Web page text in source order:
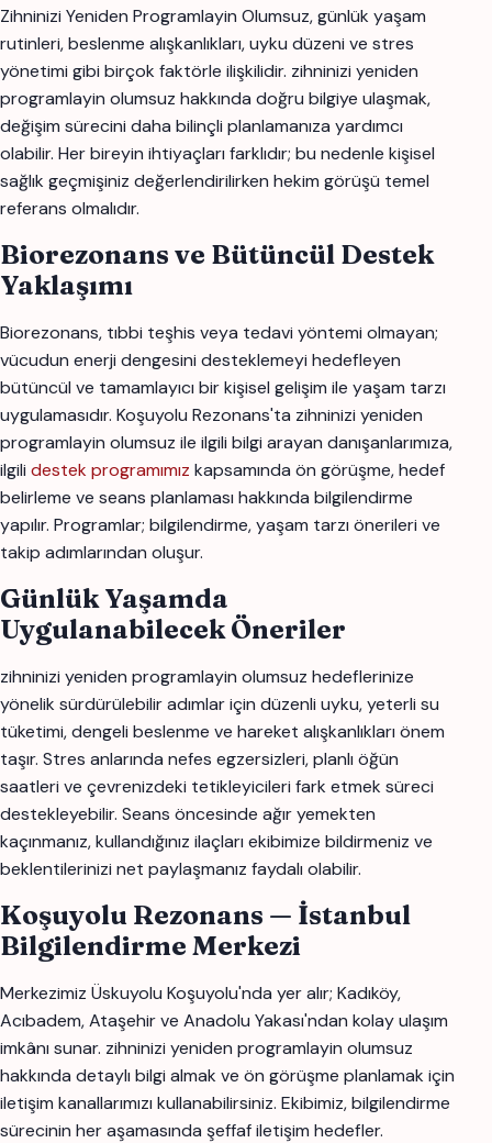
Zihninizi Yeniden Programlayin Olumsuz, günlük yaşam
rutinleri, beslenme alışkanlıkları, uyku düzeni ve stres
yönetimi gibi birçok faktörle ilişkilidir. zihninizi yeniden
programlayin olumsuz hakkında doğru bilgiye ulaşmak,
değişim sürecini daha bilinçli planlamanıza yardımcı
olabilir. Her bireyin ihtiyaçları farklıdır; bu nedenle kişisel
sağlık geçmişiniz değerlendirilirken hekim görüşü temel
referans olmalıdır.
Biorezonans ve Bütüncül Destek
Yaklaşımı
Biorezonans, tıbbi teşhis veya tedavi yöntemi olmayan;
vücudun enerji dengesini desteklemeyi hedefleyen
bütüncül ve tamamlayıcı bir kişisel gelişim ile yaşam tarzı
uygulamasıdır. Koşuyolu Rezonans'ta zihninizi yeniden
programlayin olumsuz ile ilgili bilgi arayan danışanlarımıza,
ilgili destek programımız kapsamında ön görüşme, hedef
belirleme ve seans planlaması hakkında bilgilendirme
yapılır. Programlar; bilgilendirme, yaşam tarzı önerileri ve
takip adımlarından oluşur.
Günlük Yaşamda
Uygulanabilecek Öneriler
zihninizi yeniden programlayin olumsuz hedeflerinize
yönelik sürdürülebilir adımlar için düzenli uyku, yeterli su
tüketimi, dengeli beslenme ve hareket alışkanlıkları önem
taşır. Stres anlarında nefes egzersizleri, planlı öğün
saatleri ve çevrenizdeki tetikleyicileri fark etmek süreci
destekleyebilir. Seans öncesinde ağır yemekten
kaçınmanız, kullandığınız ilaçları ekibimize bildirmeniz ve
beklentilerinizi net paylaşmanız faydalı olabilir.
Koşuyolu Rezonans — İstanbul
Bilgilendirme Merkezi
Merkezimiz Üskuyolu Koşuyolu'nda yer alır; Kadıköy,
Acıbadem, Ataşehir ve Anadolu Yakası'ndan kolay ulaşım
imkânı sunar. zihninizi yeniden programlayin olumsuz
hakkında detaylı bilgi almak ve ön görüşme planlamak için
iletişim kanallarımızı kullanabilirsiniz. Ekibimiz, bilgilendirme
sürecinin her aşamasında şeffaf iletişim hedefler.